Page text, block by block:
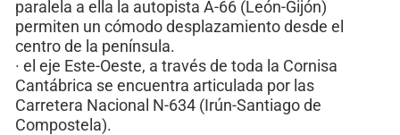
paralela a ella la autopista A-66 (León-Gijón)
permiten un cómodo desplazamiento desde el
centro de la península.
· el eje Este-Oeste, a través de toda la Cornisa
Cantábrica se encuentra articulada por las
Carretera Nacional N-634 (Irún-Santiago de
Compostela).